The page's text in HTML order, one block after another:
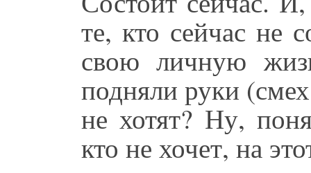
те, кто сейчас не
свою личную
подняли руки
не хотят? Ну,
кто не хочет, на